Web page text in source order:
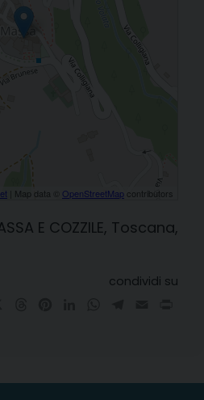
| Map data © OpenStreetMap contributors
E COZZILE, Toscana,
condividi su